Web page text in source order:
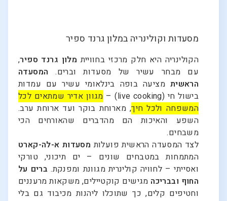
מסעדות וקולינריה במלון גרנד ספיר
הקולינריה היא חלק מרכזי בחוויית מלון גרנד ספיר,
עם מבחר עשיר של מסעדות וברים. המסעדה
הראשית מציעה בופה בינלאומי עשיר עם עמדות
בישול חי (live cooking) –
מגוון אדיר שמתאים לכל
המשפחה ולכל חיך, מארוחת בוקר ועד ארוחת ערב.
השפע והאיכות הם מהדברים שהאורחים הכי
משבחים.
לצד המסעדה הראשית פועלות מסעדות א-לה-קארט
המתמחות במטבחים שונים – ים תיכוני, טורקי
ואסייתי – לחוויה קולינרית מגוונת ומפנקת. ברים על
החוף ובבריכה מגישים קוקטיילים, משקאות מרעננים
וחטיפים קלים, כך שתוכלו ליהנות מכיבוד גם בלי